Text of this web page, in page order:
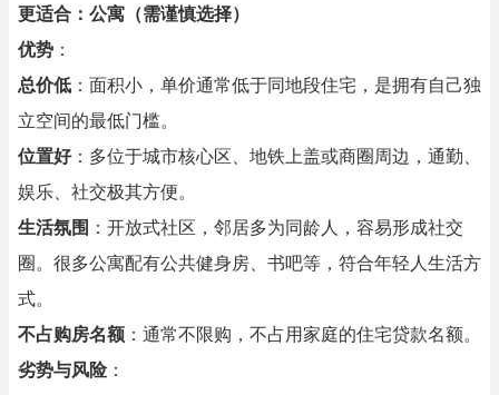
更适合：公寓（需谨慎选择）
优势 ：
总价低 ：面积小，单价通常低于同地段住宅，是拥有自己独
立空间的最低门槛。
位置好：多位于城市核心区、地铁上盖或商圈周边，通勤、
娱乐、社交极其方便。
生活氛围 ：开放式社区，邻居多为同龄人，容易形成社交
圈。很多公寓配有公共健身房、书吧等，符合年轻人生活方
式。
不占购房名额 ：通常不限购，不占用家庭的住宅贷款名额。
劣势与风险：